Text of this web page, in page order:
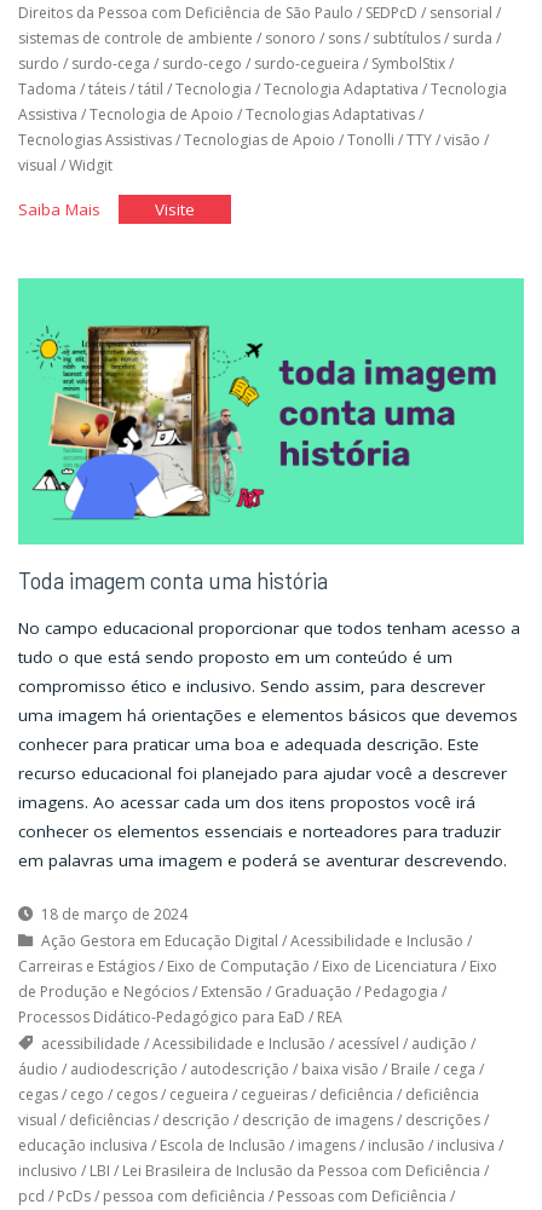
Direitos da Pessoa com Deficiência de São Paulo / SEDPcD / sensorial /
sistemas de controle de ambiente / sonoro / sons/ subtítulos/ surda /
surdo / surdo-cega / surdo-cego / surdo-cegueira / SymbolStix/
Tadoma /táteis/tátil /Tecnologia /Tecnologia Adaptativa /Tecnologia
Assistiva /Tecnologia de Apoio /Tecnologias Adaptativas/
Tecnologias Assistivas/Tecnologias de Apoio /Tonolli /TTY/visão /
visual /Widgit
Saiba Mais"Tecnologia
Visite"Tecnologia
Toda imagem conta uma história
No campo educacional proporcionar que todos tenham acesso a
tudo o que está sendo proposto em um conteúdo é um
compromisso ético e inclusivo. Sendo assim, para descrever
uma imagem há orientações e elementos básicos que devemos
conhecer para praticar uma boa e adequada descrição. Este
recurso educacional foi planejado para ajudar você a descrever
imagens. Ao acessar cada um dos itens propostos você irá
conhecer os elementos essenciais e norteadores para traduzir
em palavras uma imagem e poderá se aventurar descrevendo.
18 de março de 2024
Ação Gestora em Educação Digital /Acessibilidade e Inclusão /
Carreiras e Estágios/ Eixo de Computação / Eixo de Licenciatura / Eixo
de Produção e Negócios/ Extensão / Graduação / Pedagogia /
Processos Didático-Pedagógico para EaD / REA
acessibilidade /Acessibilidade e Inclusão / acessível / audição /
áudio / audiodescrição / autodescrição / baixa visão / Braile / cega /
cegas/ cego / cegos/ cegueira / cegueiras/ deficiência / deficiência
visual / deficiências/ descrição / descrição de imagens/ descrições/
educação inclusiva / Escola de Inclusão / imagens/ inclusão / inclusiva /
inclusivo / LBI / Lei Brasileira de Inclusão da Pessoa com Deficiência /
pcd / PcDs/ pessoa com deficiência / Pessoas com Deficiência /